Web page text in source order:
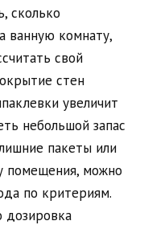
сколько
ванную комнату,
свой
стен
увеличит
небольшой запас
пакеты или
помещения, можно
по критериям.
дозировка